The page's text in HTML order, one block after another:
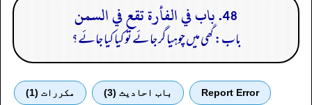
48. باب في الفأرة تقع في السمن
باب: گھی میں چوہیا گر جائے تو کیا کیا جائے؟
Report Error باب احادیث (3) مكررات (1)